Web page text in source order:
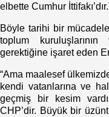
elbette Cumhur
Böyle tarihi bir
toplum
gerektiğine işaret eden
“Ama maalesef
kendi vatanlarına ve
geçmiş bir kesim
CHP’dir. Büyük bir